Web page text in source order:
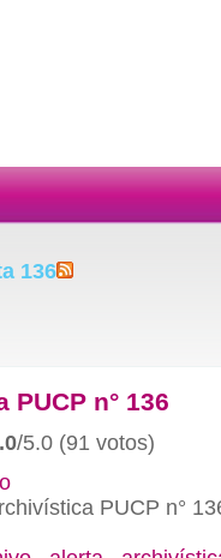
136
n° 136
/5.0 (91 votos)
PUCP n°